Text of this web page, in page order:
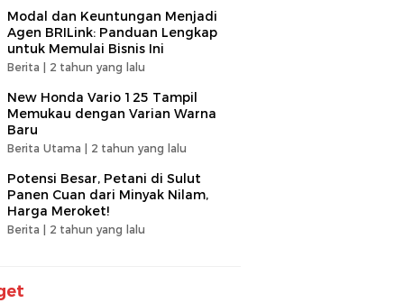
Modal dan Keuntungan Menjadi
Agen BRILink: Panduan Lengkap
untuk Memulai Bisnis Ini
Berita | 2 tahun yang lalu
New Honda Vario 125 Tampil
Memukau dengan Varian Warna
Baru
Berita Utama | 2 tahun yang lalu
Potensi Besar, Petani di Sulut
Panen Cuan dari Minyak Nilam,
Harga Meroket!
Berita | 2 tahun yang lalu